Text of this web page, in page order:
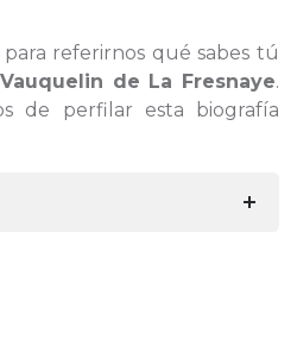
referirnos qué sabes tú
de La Fresnaye.
de perfilar esta biografía